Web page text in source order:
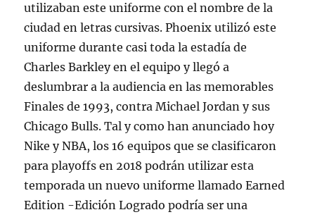
utilizaban este uniforme con el nombre de la
ciudad en letras cursivas. Phoenix utilizó este
uniforme durante casi toda la estadía de
Charles Barkley en el equipo y llegó a
deslumbrar a la audiencia en las memorables
Finales de 1993, contra Michael Jordan y sus
Chicago Bulls. Tal y como han anunciado hoy
Nike y NBA, los 16 equipos que se clasificaron
para playoffs en 2018 podrán utilizar esta
temporada un nuevo uniforme llamado Earned
Edition -Edición Logrado podría ser una